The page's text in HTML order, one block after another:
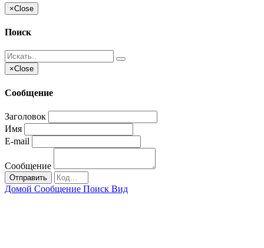
×Close
Поиск
×Close
Сообщение
Заголовок
Имя
E-mail
Сообщение
Отправить
Домой Сообщение Поиск Вид